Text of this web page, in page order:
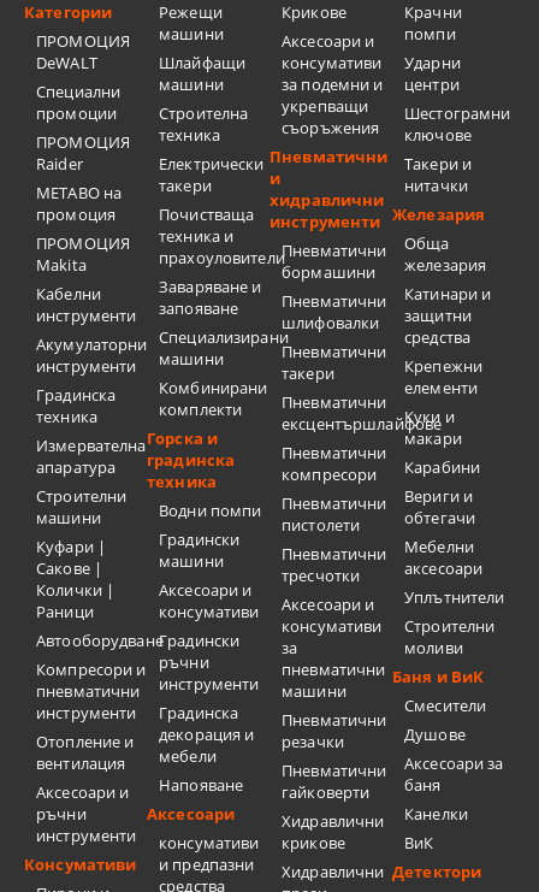
Категории
ПРОМОЦИЯ
DeWALT
Специални
промоции
ПРОМОЦИЯ
Raider
METABO на
промоция
ПРОМОЦИЯ
Makita
Кабелни
инструменти
Акумулаторни
инструменти
Градинска
техника
Измервателна
апаратура
Строителни
машини
Куфари |
Сакове |
Колички |
Раници
Автооборудване
Компресори и
пневматични
инструменти
Отопление и
вентилация
Аксесоари и
ръчни
инструменти
Консумативи
Режещи
машини
Шлайфащи
машини
Строителна
техника
Електрически
такери
Почистваща
техника и
прахоуловители
Заваряване и
запояване
Специализирани
машини
Комбинирани
комплекти
Горска и
градинска
техника
Водни помпи
Градински
машини
Аксесоари и
консумативи
Градински
ръчни
инструменти
Градинска
декорация и
мебели
Напояване
Аксесоари
консумативи
и предпазни
средства
Крикове
Аксесоари и
консумативи
за подемни и
укрепващи
съоръжения
Пневматични
и
хидравлични
инструменти
Пневматични
бормашини
Пневматични
шлифовалки
Пневматични
такери
Пневматични
ексцентършлайфове
Пневматични
компресори
Пневматични
пистолети
Пневматични
тресчотки
Аксесоари и
консумативи
за
пневматични
машини
Пневматични
резачки
Пневматични
гайковерти
Хидравлични
крикове
Хидравлични
Крачни
помпи
Ударни
центри
Шестограмни
ключове
Такери и
нитачки
Железария
Обща
железария
Катинари и
защитни
средства
Крепежни
елементи
Куки и
макари
Карабини
Вериги и
обтегачи
Мебелни
аксесоари
Уплътнители
Строителни
моливи
Баня и ВиК
Смесители
Душове
Аксесоари за
баня
Канелки
ВиК
Детектори